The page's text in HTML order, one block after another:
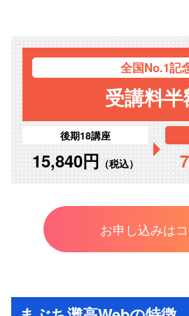
全国No.1記
受講料半
後期18講座
15,840円 （税込）
お申し込みは